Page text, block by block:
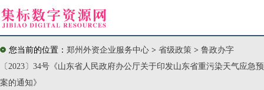
您当前的位置： 郑州外资企业服务中心 > 省级政策 > 鲁政办字
〔2023〕34号《山东省人民政府办公厅关于印发山东省重污染天气应急预
案的通知》